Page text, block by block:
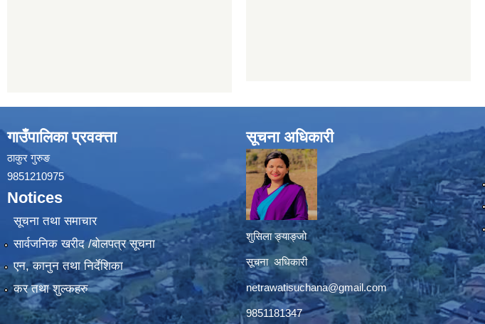
गाउँपालिका प्रवक्त्ता
ठाकुर गुरुङ
9851210975
Notices
सूचना तथा समाचार
सार्वजनिक खरीद /बोलपत्र सूचना
एन, कानुन तथा निर्देशिका
कर तथा शुल्कहरु
सूचना अधिकारी
शुसिला ङ्याङ्जो
सूचना अधिकारी
netrawatisuchana@gmail.com
9851181347